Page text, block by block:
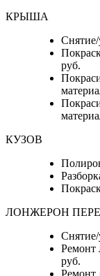
КРЫША
Снятие/
руб.
КУЗОВ
ЛОНЖЕРОН
Снятие/
Ремонт
руб.